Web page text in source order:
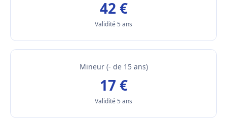
42 €
Validité 5 ans
Mineur (- de 15 ans)
17 €
Validité 5 ans